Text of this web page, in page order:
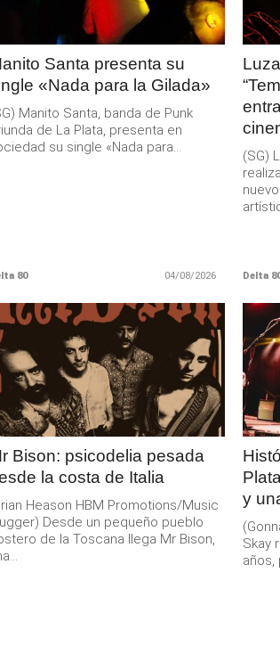
Santa presenta su
«Nada para la Gilada»
Manito Santa, banda de Punk
de La Plata, presenta en
su single «Nada para...
80 04/08/2026
(SG)
Delta
LEER
MAS
Bison: psicodelia pesada
la costa de Italia
Heason HBM Promotions/Music
Desde un pequeño pueblo
de la Toscana llega Mr Bison,
y
Skay
años,